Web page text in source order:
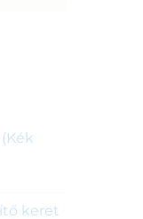
keret